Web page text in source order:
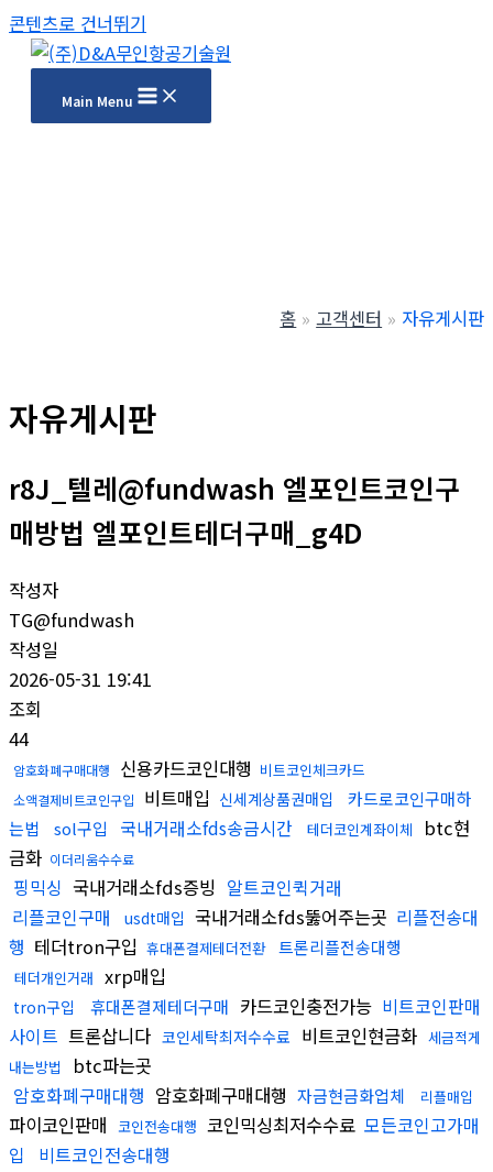
콘텐츠로 건너뛰기
Main Menu
홈 고객센터 자유게시판
자유게시판
r8J_텔레@fundwash 엘포인트코인구
매방법 엘포인트테더구매_g4D
작성자
TG@fundwash
작성일
2026-05-31 19:41
조회
44
암호화폐구매대행 신용카드코인대행 비트코인체크카드
소액결제비트코인구입 비트매입 신세계상품권매입
카드로코인구매하
는법
sol구입 국내거래소fds송금시간 테더코인계좌이체
btc현
금화 이더리움수수료
핑믹싱 국내거래소fds증빙 알트코인퀵거래
리플코인구매
usdt매입 국내거래소fds뚫어주는곳 리플전송대
행 테더tron구입 휴대폰결제테더전환 트론리플전송대행
테더개인거래 xrp매입
tron구입 휴대폰결제테더구매 카드코인충전가능 비트코인판매
사이트 트론삽니다 코인세탁최저수수료 비트코인현금화 세금적게
내는방법
btc파는곳
암호화폐구매대행 암호화폐구매대행 자금현금화업체 리플매입
파이코인판매 코인전송대행 코인믹싱최저수수료 모든코인고가매
입
비트코인전송대행